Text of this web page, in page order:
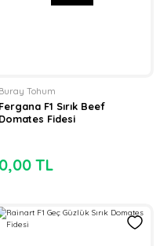
Buray Tohum
Fergana F1 Sırık Beef
Domates Fidesi
0,00 TL